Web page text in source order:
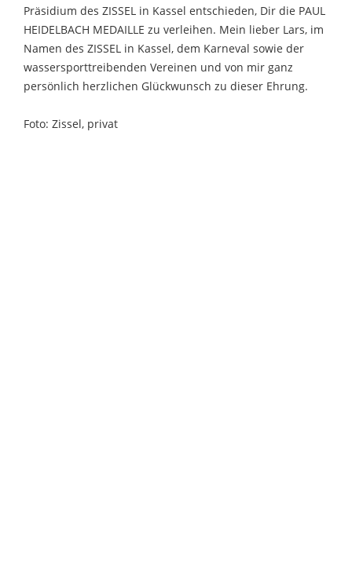
Präsidium des ZISSEL in Kassel entschieden, Dir die PAUL
HEIDELBACH MEDAILLE zu verleihen. Mein lieber Lars, im
Namen des ZISSEL in Kassel, dem Karneval sowie der
wassersporttreibenden Vereinen und von mir ganz
persönlich herzlichen Glückwunsch zu dieser Ehrung.
Foto: Zissel, privat